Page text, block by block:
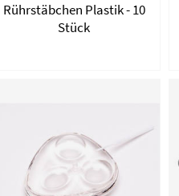
Rührstäbchen Plastik - 10
Stück